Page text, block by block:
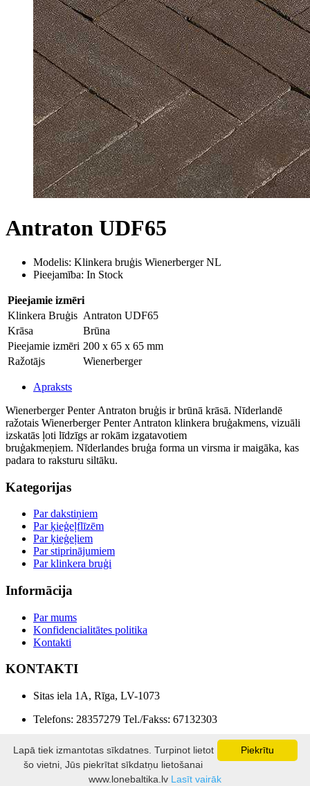
Antraton UDF65
Modelis: Klinkera bruģis Wienerberger NL
Pieejamība: In Stock
Pieejamie izmēri
Klinkera Bruģis Antraton UDF65
Krāsa
Brūna
Pieejamie izmēri 200 x 65 x 65 mm
Ražotājs
Wienerberger
Apraksts
WienerbergerPenter Antraton bruģis ir brūnā krāsā. Nīderlandē
ražotais Wienerberger Penter Antraton klinkera bruģakmens, vizuāli
izskatās ļoti līdzīgs ar rokām izgatavotiem
bruģakmeņiem. Nīderlandes bruģa forma un virsma ir maigāka, kas
padara to raksturu siltāku.
Kategorijas
Par dakstiņiem
Par ķieģeļflīzēm
Par ķieģeļiem
Par stiprinājumiem
Par klinkera bruģi
Informācija
Par mums
Konfidencialitātes politika
Kontakti
KONTAKTI
Sitas iela 1A, Rīga, LV-1073
Telefons: 28357279 Tel./Fakss: 67132303
LONE BALTIKA © 2026
Piekrītu
Lapā tiek izmantotas sīkdatnes. Turpinot lietot
šo vietni, Jūs piekrītat sīkdatņu lietošanai
www.lonebaltika.lv Lasīt vairāk